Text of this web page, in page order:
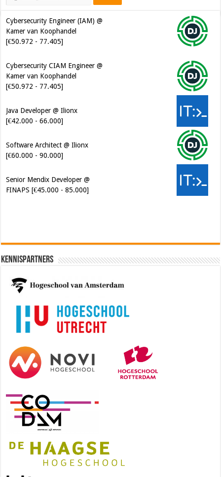
Kamer van Koophandel
[€50.972 - 77.405]
Kamer van Koophandel
[€50.972 - 77.405]
[€42.000 - 66.000]
[€60.000 - 90.000]
FINAPS [€45.000 - 85.000]
Kennispartners